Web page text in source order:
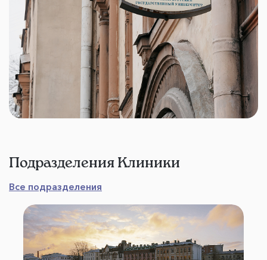
Подразделения Клиники
Все подразделения